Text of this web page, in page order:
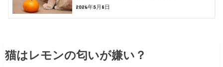
2026年5月8日
猫はレモンの匂いが嫌い？